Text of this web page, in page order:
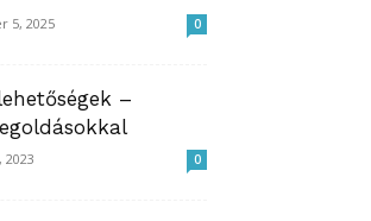
5, 2025 0
–
0